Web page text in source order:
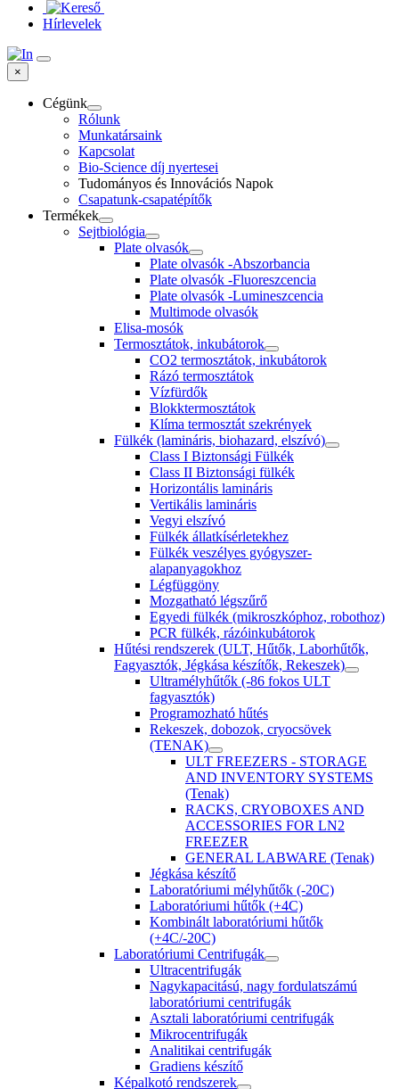
Hírlevelek
×
Cégünk
Rólunk
Munkatársaink
Kapcsolat
Bio-Science díj nyertesei
Tudományos és Innovációs Napok
Csapatunk-csapatépítők
Termékek
Sejtbiológia
Plate olvasók
Plate olvasók -Abszorbancia
Plate olvasók -Fluoreszcencia
Plate olvasók -Lumineszcencia
Multimode olvasók
Elisa-mosók
Termosztátok, inkubátorok
CO2 termosztátok, inkubátorok
Rázó termosztátok
Vízfürdők
Blokktermosztátok
Klíma termosztát szekrények
Fülkék (lamináris, biohazard, elszívó)
Class I Biztonsági Fülkék
Class II Biztonsági fülkék
Horizontális lamináris
Vertikális lamináris
Vegyi elszívó
Fülkék állatkísérletekhez
Fülkék veszélyes gyógyszer-
alapanyagokhoz
Légfüggöny
Mozgatható légszűrő
Egyedi fülkék (mikroszkóphoz, robothoz)
PCR fülkék, rázóinkubátorok
Hűtési rendszerek (ULT, Hűtők, Laborhűtők,
Fagyasztók, Jégkása készítők, Rekeszek)
Ultramélyhűtők (-86 fokos ULT
fagyasztók)
Programozható hűtés
Rekeszek, dobozok, cryocsövek
(TENAK)
ULT FREEZERS - STORAGE
AND INVENTORY SYSTEMS
(Tenak)
RACKS, CRYOBOXES AND
ACCESSORIES FOR LN2
FREEZER
GENERAL LABWARE (Tenak)
Jégkása készítő
Laboratóriumi mélyhűtők (-20C)
Laboratóriumi hűtők (+4C)
Kombinált laboratóriumi hűtők
(+4C/-20C)
Laboratóriumi Centrifugák
Ultracentrifugák
Nagykapacitású, nagy fordulatszámú
laboratóriumi centrifugák
Asztali laboratóriumi centrifugák
Mikrocentrifugák
Analitikai centrifugák
Gradiens készítő
Képalkotó rendszerek